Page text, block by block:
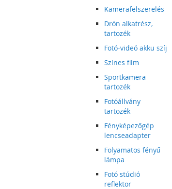
Kamerafelszerelés
Drón alkatrész,
tartozék
Fotó-videó akku szíj
Színes film
Sportkamera
tartozék
Fotóállvány
tartozék
Fényképezőgép
lencseadapter
Folyamatos fényű
lámpa
Fotó stúdió
reflektor